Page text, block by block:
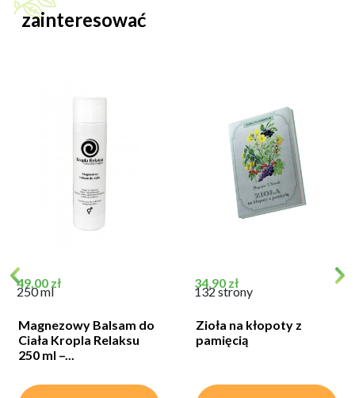
zainteresować
Cena
49,00 zł
250 ml
Magnezowy Balsam do
Ciała Kropla Relaksu
250 ml –...
Cena
34,90 zł
132 strony
Zioła na kłopoty z
pamięcią